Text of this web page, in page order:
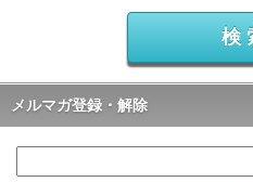
メルマガ登録・解除